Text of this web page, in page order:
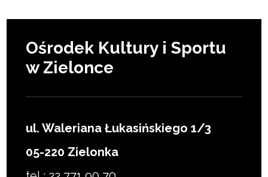
Ośrodek Kultury i Sportu
w Zielonce
ul. Waleriana Łukasińskiego 1/3
05-220 Zielonka